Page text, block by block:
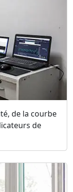
de la courbe
de